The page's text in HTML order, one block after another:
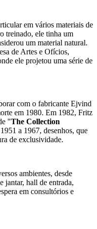
em vários materiais de
treinado, ele tinha um
um material natural.
de Artes e Ofícios,
ele projetou uma série de
com o fabricante Ejvind
em 1980. Em 1982, Fritz
"The Collection
a 1967, desenhos, que
de exclusividade.
ambientes, desde
jantar, hall de entrada,
em consultórios e